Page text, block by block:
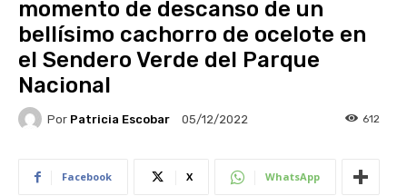
momento de descanso de un
bellísimo cachorro de ocelote en
el Sendero Verde del Parque
Nacional
Por Patricia Escobar 05/12/2022 612
Facebook X WhatsApp